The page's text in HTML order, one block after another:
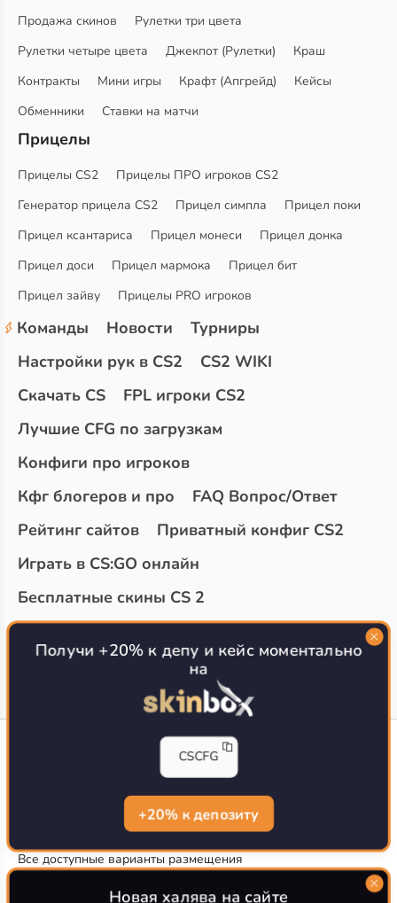
Продажа скинов
Рулетки три цвета
Рулетки четыре цвета
Джекпот (Рулетки)
Краш
Контракты
Мини игры Крафт (Апгрейд)
Кейсы
Обменники
Ставки на матчи
Прицелы
Прицелы CS2
Прицелы ПРО игроков CS2
Генератор прицела CS2
Прицел симпла
Прицел поки
Прицел ксантариса
Прицел монеси
Прицел донка
Прицел доси
Прицел мармока
Прицел бит
Прицел зайву
Прицелы PRO игроков
Команды Новости
Турниры
Настройки рук в CS2
CS2 WIKI
Скачать CS
FPL игроки CS2
Лучшие CFG по загрузкам
Конфиги про игроков
Кфг блогеров и про
FAQ Вопрос/Ответ
Рейтинг сайтов
Приватный конфиг CS2
Играть в CS:GO онлайн
Бесплатные скины CS 2
Топ сайтов с халявой КС 2
О проекте
CS-CONFIG.com © 2020-2026 г.
Политика конфиденциальности
РЕКЛАМА НА САЙТЕ
Все доступные варианты размещения
Согласие на обработку данных
О CS-CONFIG.COM
Получи +20% к депу и кейс моментально
на
CSCFG
+20% к депозиту
Новая халява на сайте